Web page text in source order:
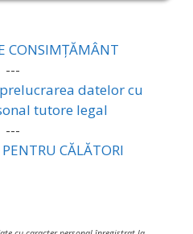
CONSIMȚĂMÂNT
---
datelor cu
tutore legal
---
CĂLĂTORI